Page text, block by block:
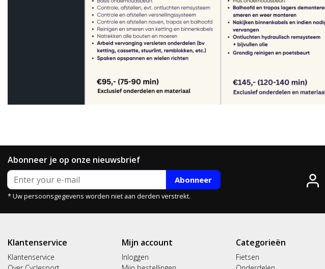
Abonneer je op onze nieuwsbrief
Abonneer
* Uw persoonsgegevens worden niet aan derden verstrekt.
Klantenservice
Klantenservice
Mijn account
Inloggen
Categorieën
Fietsen